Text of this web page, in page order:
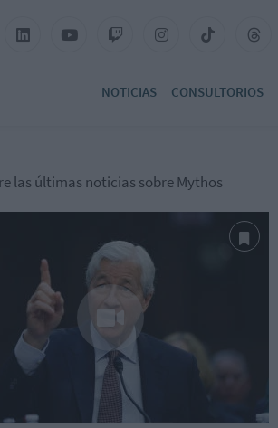
NOTICIAS CONSULTORIOS
las últimas noticias sobre Mythos